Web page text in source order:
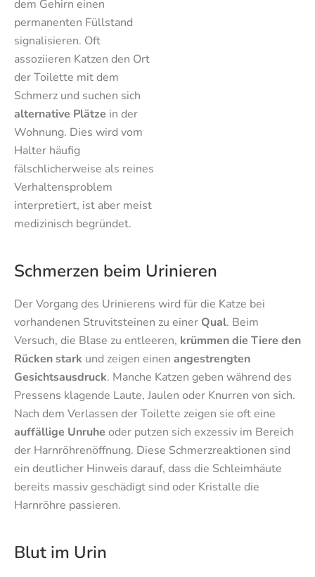
dem Gehirn einen
permanenten Füllstand
signalisieren. Oft
assoziieren Katzen den Ort
der Toilette mit dem
Schmerz und suchen sich
alternative Plätze in der
Wohnung. Dies wird vom
Halter häufig
fälschlicherweise als reines
Verhaltensproblem
interpretiert, ist aber meist
medizinisch begründet.
Schmerzen beim Urinieren
Der Vorgang des Urinierens wird für die Katze bei
vorhandenen Struvitsteinen zu einer Qual. Beim
Versuch, die Blase zu entleeren, krümmen die Tiere den
Rücken stark und zeigen einen angestrengten
Gesichtsausdruck. Manche Katzen geben während des
Pressens klagende Laute, Jaulen oder Knurren von sich.
Nach dem Verlassen der Toilette zeigen sie oft eine
auffällige Unruhe oder putzen sich exzessiv im Bereich
der Harnröhrenöffnung. Diese Schmerzreaktionen sind
ein deutlicher Hinweis darauf, dass die Schleimhäute
bereits massiv geschädigt sind oder Kristalle die
Harnröhre passieren.
Blut im Urin